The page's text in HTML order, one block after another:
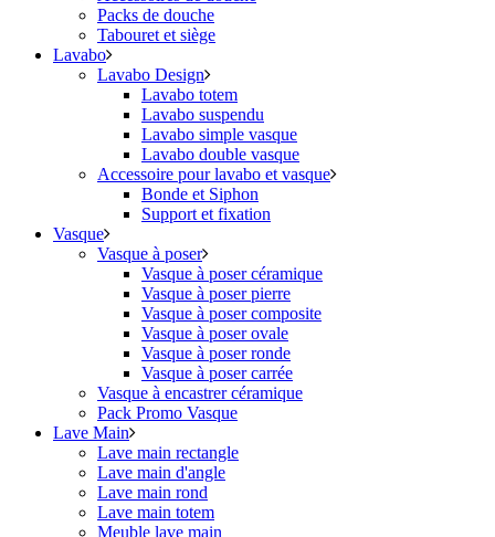
Packs de douche
Tabouret et siège
Lavabo
Lavabo Design
Lavabo totem
Lavabo suspendu
Lavabo simple vasque
Lavabo double vasque
Accessoire pour lavabo et vasque
Bonde et Siphon
Support et fixation
Vasque
Vasque à poser
Vasque à poser céramique
Vasque à poser pierre
Vasque à poser composite
Vasque à poser ovale
Vasque à poser ronde
Vasque à poser carrée
Vasque à encastrer céramique
Pack Promo Vasque
Lave Main
Lave main rectangle
Lave main d'angle
Lave main rond
Lave main totem
Meuble lave main